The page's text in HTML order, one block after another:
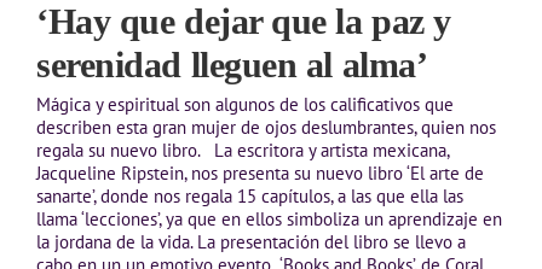
‘Hay que dejar que la paz y
serenidad lleguen al alma’
Mágica y espiritual son algunos de los calificativos que
describen esta gran mujer de ojos deslumbrantes, quien nos
regala su nuevo libro. La escritora y artista mexicana,
Jacqueline Ripstein, nos presenta su nuevo libro ‘El arte de
sanarte’, donde nos regala 15 capítulos, a las que ella las
llama ‘lecciones’, ya que en ellos simboliza un aprendizaje en
la jordana de la vida. La presentación del libro se llevo a